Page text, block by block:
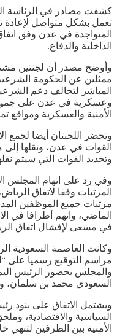
كشفت مصادر في الرئاسة
تعمل بشكل متواصل لإعادة
المتواجدة في عدن وفق
الداخلية والدفاع.
وأوضح مصدر أن لجنتين
ممثلين عن الحكومة
المباشر لتحالف دعم
وعسكرية في عدن على جميع
الأمنية والعسكرية ومواقع
وتحضر اللجنتان أيضا لجمع
القوات في عدن، ونقلها
وتحديد القوات التي سيتم
وفي رد على اتهام المجلس
المرتبات وفقا لاتفاق
مرتبات جميع الموظفين
الماضي، واتهم أطرافا في
في مسعى لإفشال اتفاق
مراسم التوقيع رسميا على
والمجلس بحضور الرئيس
السعودي محمد بن سلمان،
ويشتمل الاتفاق على بنود
السياسية والاقتصادية،
الأمنية بين الطرفين لتنهي